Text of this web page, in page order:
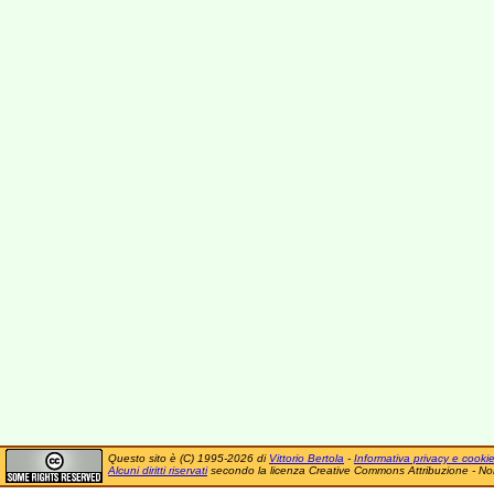
Questo sito è (C) 1995-2026 di Vittorio Bertola - Informativa privacy e cookie
Alcuni diritti riservatisecondo la licenza Creative Commons Attribuzione -